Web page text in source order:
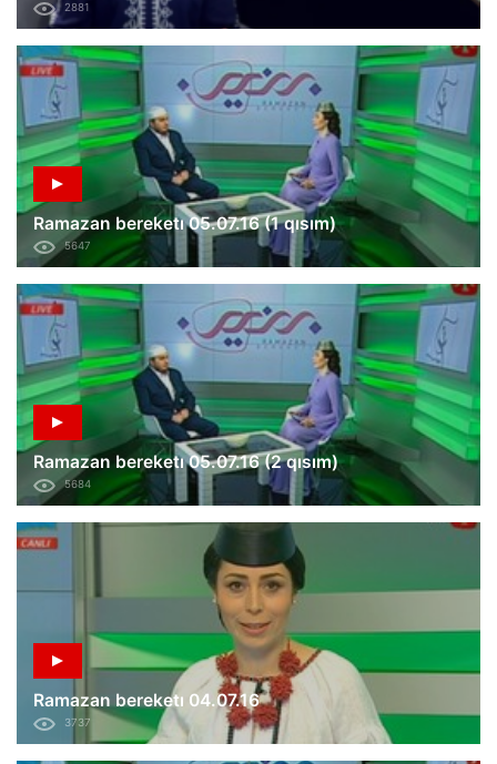
2881
Ramazan bereketı 05.07.16 (1 qısım)
5647
Ramazan bereketı 05.07.16 (2 qısım)
5684
Ramazan bereketı 04.07.16
3737